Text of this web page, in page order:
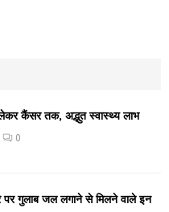
कैंसर तक, अद्भुत स्वास्थ्य लाभ
0
पर गुलाब जल लगाने से मिलने वाले इन